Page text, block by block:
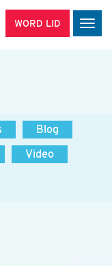
WORD LID
Blog
Video